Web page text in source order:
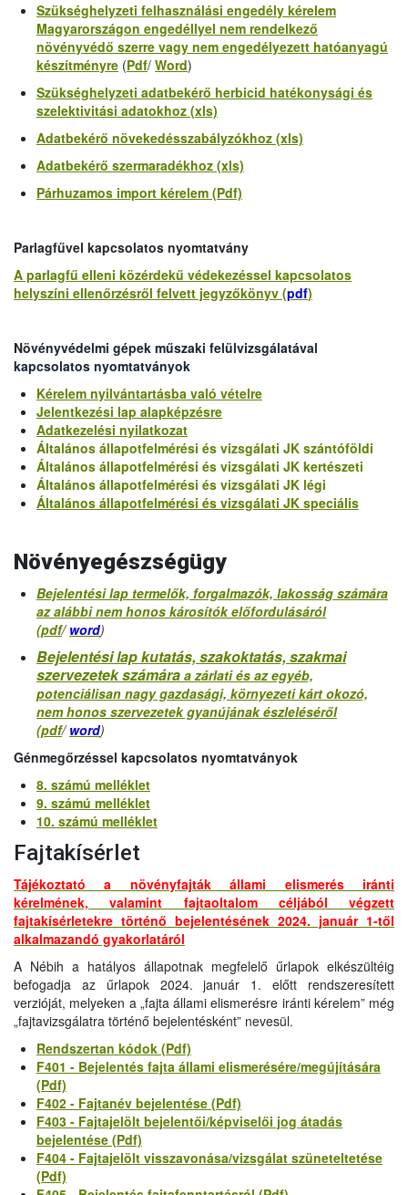
Szükséghelyzeti felhasználási engedély kérelem
Magyarországon engedéllyel nem rendelkező
növényvédő szerre vagy nem engedélyezett hatóanyagú
készítményre (Pdf/ Word)
Szükséghelyzeti adatbekérő herbicid hatékonysági és
szelektivitási adatokhoz (xls)
Adatbekérő növekedésszabályzókhoz (xls)
Adatbekérő szermaradékhoz (xls)
Párhuzamos import kérelem (Pdf)
Parlagfűvel kapcsolatos nyomtatvány
A parlagfű elleni közérdekű védekezéssel kapcsolatos
helyszíni ellenőrzésről felvett jegyzőkönyv (pdf)
Növényvédelmi gépek műszaki felülvizsgálatával
kapcsolatos nyomtatványok
Kérelem nyilvántartásba való vételre
Jelentkezési lap alapképzésre
Adatkezelési nyilatkozat
Általános állapotfelmérési és vizsgálati JK szántóföldi
Általános állapotfelmérési és vizsgálati JK kertészeti
Általános állapotfelmérési és vizsgálati JK légi
Általános állapotfelmérési és vizsgálati JK speciális
Növényegészségügy
Bejelentési lap termelők, forgalmazók, lakosság számára
az alábbi nem honos károsítók előfordulásáról
(pdf/word)
Bejelentési lap kutatás, szakoktatás, szakmai
szervezetek számára a zárlati és az egyéb,
potenciálisan nagy gazdasági, környezeti kárt okozó,
nem honos szervezetek gyanújának észleléséről
(pdf/word)
Génmegőrzéssel kapcsolatos nyomtatványok
8. számú melléklet
9. számú melléklet
10. számú melléklet
Fajtakísérlet
Tájékoztató a növényfajták állami elismerés iránti
kérelmének, valamint fajtaoltalom céljából végzett
fajtakísérletekre történő bejelentésének 2024. január 1-től
alkalmazandó gyakorlatáról
A Nébih a hatályos állapotnak megfelelő űrlapok elkészültéig
befogadja az űrlapok 2024. január 1. előtt rendszeresített
verzióját, melyeken a „fajta állami elismerésre iránti kérelem” még
„fajtavizsgálatra történő bejelentésként” nevesül.
Rendszertan kódok (Pdf)
F401 - Bejelentés fajta állami elismerésére/megújítására
(Pdf)
F402 - Fajtanév bejelentése (Pdf)
F403 - Fajtajelölt bejelentői/képviselői jog átadás
bejelentése (Pdf)
F404 - Fajtajelölt visszavonása/vizsgálat szüneteltetése
(Pdf)